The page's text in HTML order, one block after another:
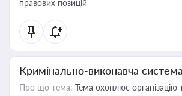
правових позицій
Кримінально-виконавча система
Про що тема: Тема охоплює організацію